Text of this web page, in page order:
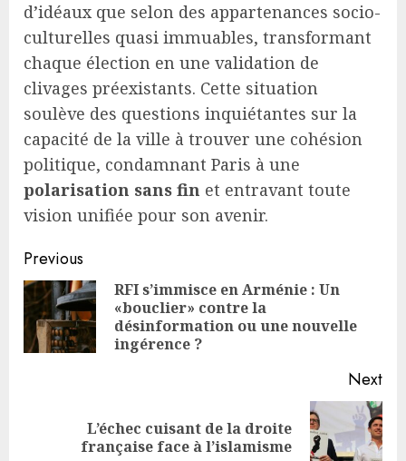
d’idéaux que selon des appartenances socio-
culturelles quasi immuables, transformant
chaque élection en une validation de
clivages préexistants. Cette situation
soulève des questions inquiétantes sur la
capacité de la ville à trouver une cohésion
politique, condamnant Paris à une
polarisation sans fin et entravant toute
vision unifiée pour son avenir.
Continue
Reading
Previous
RFI s’immisce en Arménie : Un
«bouclier» contre la
désinformation ou une nouvelle
ingérence ?
Next
L’échec cuisant de la droite
française face à l’islamisme